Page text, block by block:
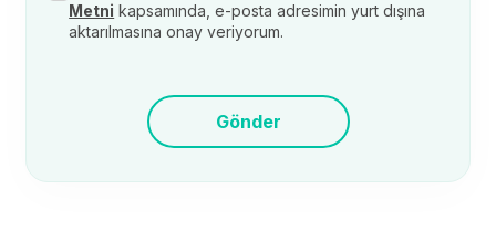
Metni kapsamında, e-posta adresimin yurt dışına
aktarılmasına onay veriyorum.
Gönder